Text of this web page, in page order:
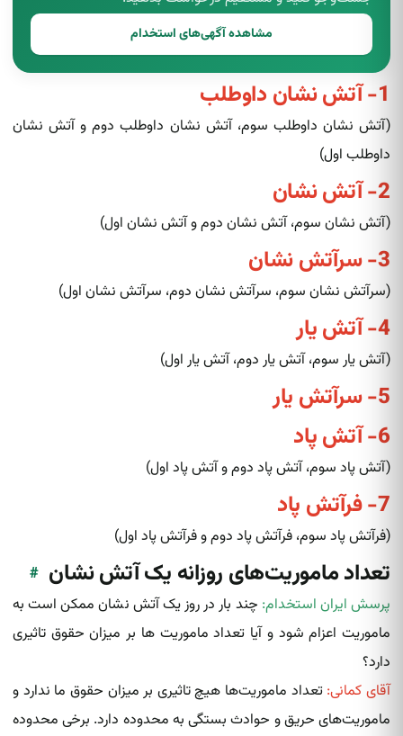
مشاهده آگهی‌های استخدام
1- آتش‌ نشان‌ داوطلب
(آتش‌ نشان‌ داوطلب سوم، آتش‌ نشان‌ داوطلب دوم و آتش‌ نشان‌
داوطلب اول)
2- آتش نشان
(آتش‌ نشان‌ سوم، آتش‌ نشان‌ دوم و آتش‌ نشان‌ اول)
3- سرآتش نشان
(سرآتش نشان سوم، سرآتش نشان دوم، سرآتش نشان اول)
4- آتش یار
(آتش یار سوم، آتش یار دوم، آتش یار اول)
5- سرآتش یار
6- آتش پاد
(آتش پاد سوم، آتش پاد دوم و آتش پاد اول)
7- فرآتش پاد
(فرآتش پاد سوم، فرآتش پاد دوم و فرآتش پاد اول)
تعداد ماموریت‌های روزانه یک آتش نشان #
پرسش ایران استخدام: چند بار در روز یک آتش‌ نشان‌ ممکن است به
ماموریت اعزام شود و آیا تعداد ماموریت ها بر میزان حقوق تاثیری
دارد؟
آقای کمانی: تعداد ماموریت‌ها هیچ تاثیری بر میزان حقوق ما ندارد و
ماموریت‌های حریق و حوادث بستگی به محدوده دارد. برخی محدوده